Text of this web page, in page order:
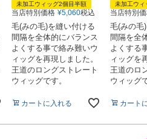
未加工ウィッグ2個目半額
当店特別価格 ¥5,060税込
毛(みの毛)を縫い付ける
間隔を全体的にバランス
よくする事で絡み難いウ
ィッグを再現しました。
王道のロングストレート
ウィッグです。
カートに入れる
未加工ウィ
当店特別
毛(みの毛
間隔を全
よくする
ィッグを
王道のロ
ウィッグ
カート